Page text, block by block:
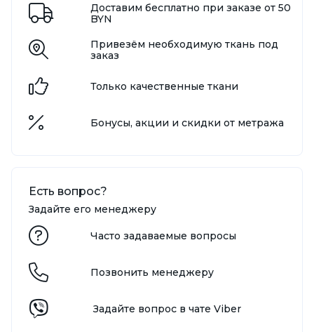
Доставим бесплатно при заказе от 50
BYN
Привезём необходимую ткань под
заказ
Только качественные ткани
Бонусы, акции и скидки от метража
Есть вопрос?
Задайте его менеджеру
Часто задаваемые вопросы
Позвонить менеджеру
Задайте вопрос в чате Viber